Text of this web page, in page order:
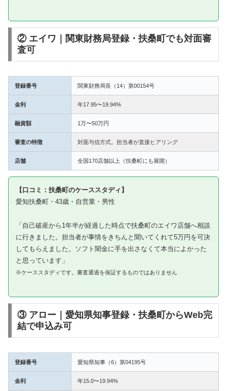
② エイワ｜関東財務局登録・扶桑町でも対面審
査可
登録番号 関東財務局長（14）第00154号
金利 年17.95〜19.94%
融資額 1万〜50万円
審査の特徴 対面与信方式。担当者が直接ヒアリング
店舗 全国170店舗以上（扶桑町にも展開）
【口コミ：扶桑町のケーススタディ】
愛知扶桑町・43歳・自営業・男性
「自己破産から1年半が経過した時点で扶桑町のエイワ店舗へ相談
に行きました。担当者が事情をきちんと聞いてくれて5万円を可決
してもらえました。ソフト闇金に手を出さなくて本当によかった
と思っています」
※ケーススタディです。審査通過を保証するものではありません
③ アロー｜愛知県知事登録・扶桑町からWeb完
結で申込み可
登録番号 愛知県知事（6）第04195号
金利 年15.0〜19.94%